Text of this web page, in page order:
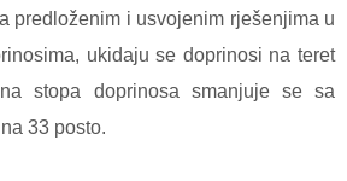
predloženim i usvojenim rješenjima u
ukidaju se doprinosi na teret
stopa doprinosa smanjuje se sa
33 posto.